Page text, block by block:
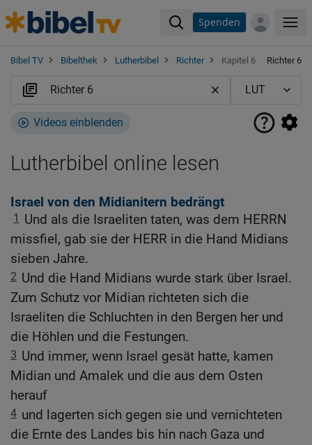
Spenden
Bibel TV Bibelthek Lutherbibel Richter Kapitel 6 Richter 6
Videos einblenden
Lutherbibel online lesen
Israel von den Midianitern bedrängt
1
Und als die Israeliten taten, was dem HERRN
missfiel, gab sie der HERR in die Hand Midians
sieben Jahre.
2 Und die Hand Midians wurde stark über Israel.
Zum Schutz vor Midian richteten sich die
Israeliten die Schluchten in den Bergen her und
die Höhlen und die Festungen.
3 Und immer, wenn Israel gesät hatte, kamen
Midian und Amalek und die aus dem Osten
herauf
4 und lagerten sich gegen sie und vernichteten
die Ernte des Landes bis hin nach Gaza und